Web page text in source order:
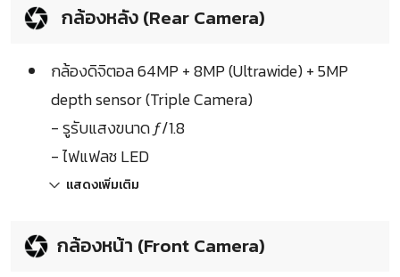
กล้องหลัง (Rear Camera)
กล้องดิจิตอล 64MP + 8MP (Ultrawide) + 5MP
depth sensor (Triple Camera)
- รูรับแสงขนาด ƒ/1.8
- ไฟแฟลช LED
แสดงเพิ่มเติม
กล้องหน้า (Front Camera)